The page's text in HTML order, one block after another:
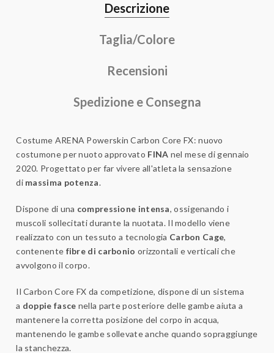
Descrizione
Taglia/Colore
Recensioni
Spedizione e Consegna
Costume ARENA Powerskin Carbon Core FX: nuovo
costumone per nuoto approvato FINA nel mese di gennaio
2020. Progettato per far vivere all'atleta la sensazione
di massima potenza.
Dispone di una compressione intensa, ossigenando i
muscoli sollecitati durante la nuotata. Il modello viene
realizzato con un tessuto a tecnologia Carbon Cage,
contenente fibre di carbonio orizzontali e verticali che
avvolgono il corpo.
Il Carbon Core FX da competizione, dispone di un sistema
a doppie fasce nella parte posteriore delle gambe aiuta a
mantenere la corretta posizione del corpo in acqua,
mantenendo le gambe sollevate anche quando sopraggiunge
la stanchezza.